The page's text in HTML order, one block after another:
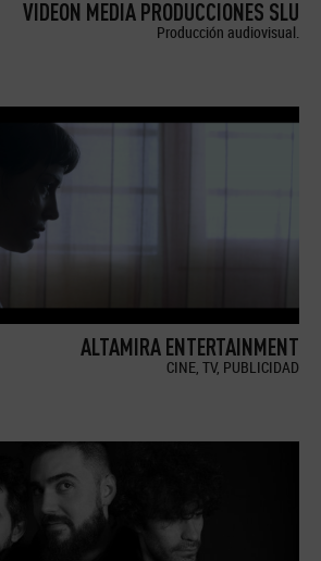
VIDEON MEDIA PRODUCCIONES SLU
Producción audiovisual.
ALTAMIRA ENTERTAINMENT
CINE, TV, PUBLICIDAD